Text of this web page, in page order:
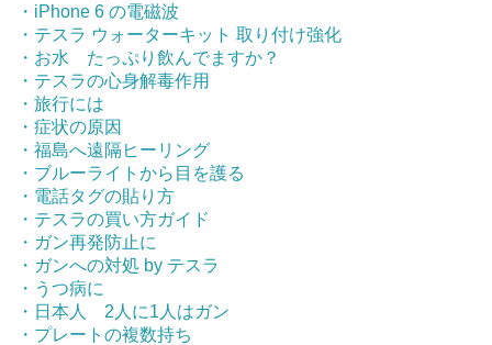
・iPhone 6 の電磁波
・テスラ ウォーターキット 取り付け強化
・お水 たっぷり飲んでますか？
・テスラの心身解毒作用
・旅行には
・症状の原因
・福島へ遠隔ヒーリング
・ブルーライトから目を護る
・電話タグの貼り方
・テスラの買い方ガイド
・ガン再発防止に
・ガンへの対処 by テスラ
・うつ病に
・日本人 2人に1人はガン
・プレートの複数持ち